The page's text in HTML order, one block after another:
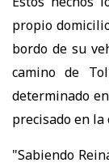
propio
bordo de su
camino de
determinado
precisado en la
"Sabiendo